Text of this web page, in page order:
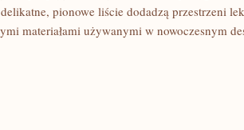
pionowe liście dodadzą przestrzeni
materiałami używanymi w nowoczesnym